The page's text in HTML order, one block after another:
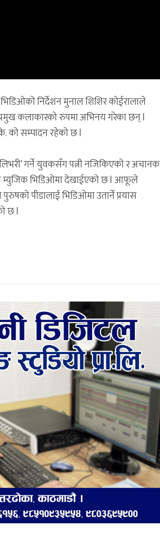
निर्देशन मुनाल शिशिर कोईरालाले
कलाकारको रुपमा अभिनय गरेका छन् l
को सम्पादन रहेको छ l
गर्ने युवकसँग पत्नी नजिकिएको र अचानक
म्युजिक भिडिओमा देखाईएको छ l आफूले
पीडालाई भिडिओमा उतार्ने प्रयास
छ l